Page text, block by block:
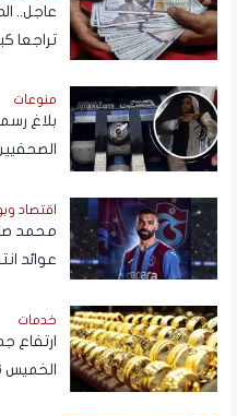
تراجعا
منوعات
بلاغ
اقتصاد
محمد
عوائد
خدمات
ارتفاع
الخميس 6 أغسطس 2026